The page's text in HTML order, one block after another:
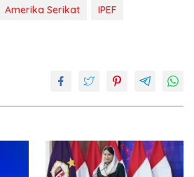
Amerika Serikat
IPEF